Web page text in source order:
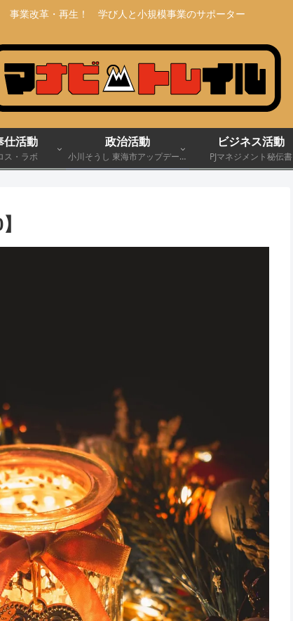
事業改革・再生！ 学び人と小規模事業のサポーター
仕活動
ス・ラボ
政治活動
小川そうし 東海市アップデート
宣言 2030
ビジネス活動
PJマネジメント秘伝書